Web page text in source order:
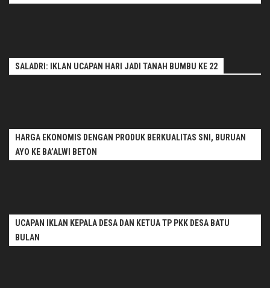
SALADRI: IKLAN UCAPAN HARI JADI TANAH BUMBU KE 22
HARGA EKONOMIS DENGAN PRODUK BERKUALITAS SNI, BURUAN
AYO KE BA’ALWI BETON
UCAPAN IKLAN KEPALA DESA DAN KETUA TP PKK DESA BATU
BULAN